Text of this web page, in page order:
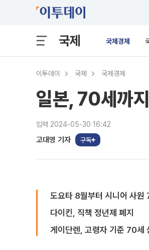
국제 국제경제
이투데이 국제 국제경제
일본, 70세까
입력 2024-05-30 16:42
고대영 기자 구독
도요타 8월부터 시니어 사원
다이킨, 직책 정년제 폐지
게이단렌, 고령자 기준 70세